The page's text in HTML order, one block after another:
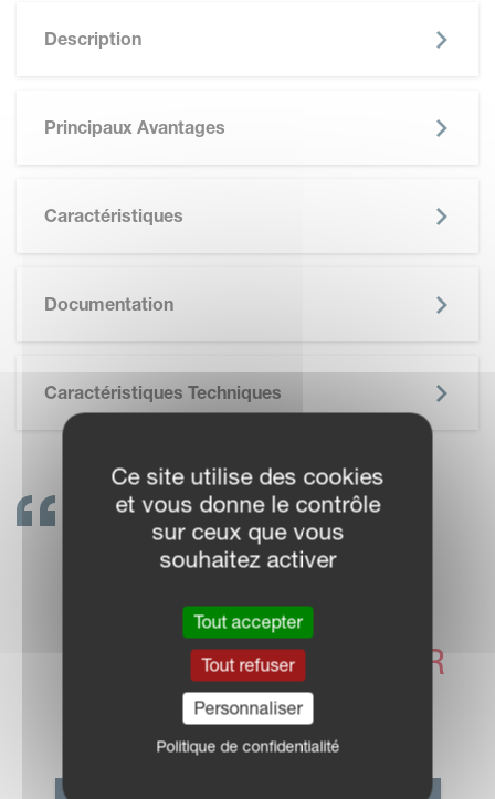
Description
Principaux Avantages
Caractéristiques
Documentation
Caractéristiques Techniques
CONTACTEZ-NOUS !
CONCESSIONNAIRES
VICON SONT LÀ POUR
VOUS AIDER
Ce site utilise des cookies
et vous donne le contrôle
sur ceux que vous
souhaitez activer
Tout accepter
Tout refuser
Personnaliser
Politique de confidentialité